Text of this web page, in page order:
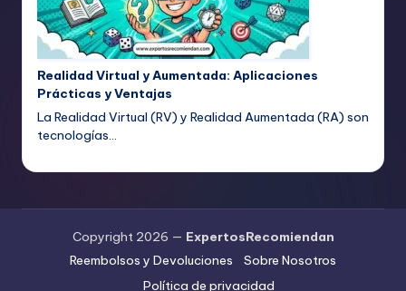
Realidad Virtual y Aumentada: Aplicaciones
Prácticas y Ventajas
La Realidad Virtual (RV) y Realidad Aumentada (RA) son
tecnologías…
Copyright 2026 — ExpertosRecomiendan
Reembolsos y Devoluciones
Sobre Nosotros
Política de privacidad